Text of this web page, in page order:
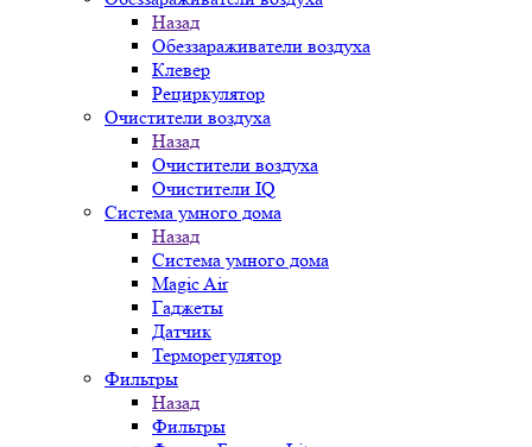
Назад
Обеззараживатели воздуха
Клевер
Рециркулятор
Очистители воздуха
Назад
Очистители воздуха
Очистители IQ
Система умного дома
Назад
Система умного дома
Magic Air
Гаджеты
Датчик
Терморегулятор
Фильтры
Назад
Фильтры